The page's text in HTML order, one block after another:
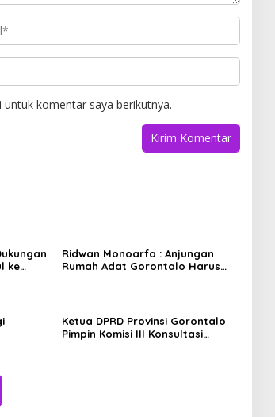
komentar saya berikutnya.
ke
Ridwan Monoarfa : Anjungan
Rumah Adat Gorontalo Harus
Ketua DPRD Provinsi Gorontalo
Pimpin Komisi III Konsultasi